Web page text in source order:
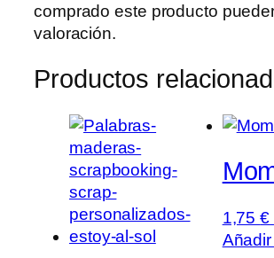
comprado este producto
valoración.
Productos
1,75€